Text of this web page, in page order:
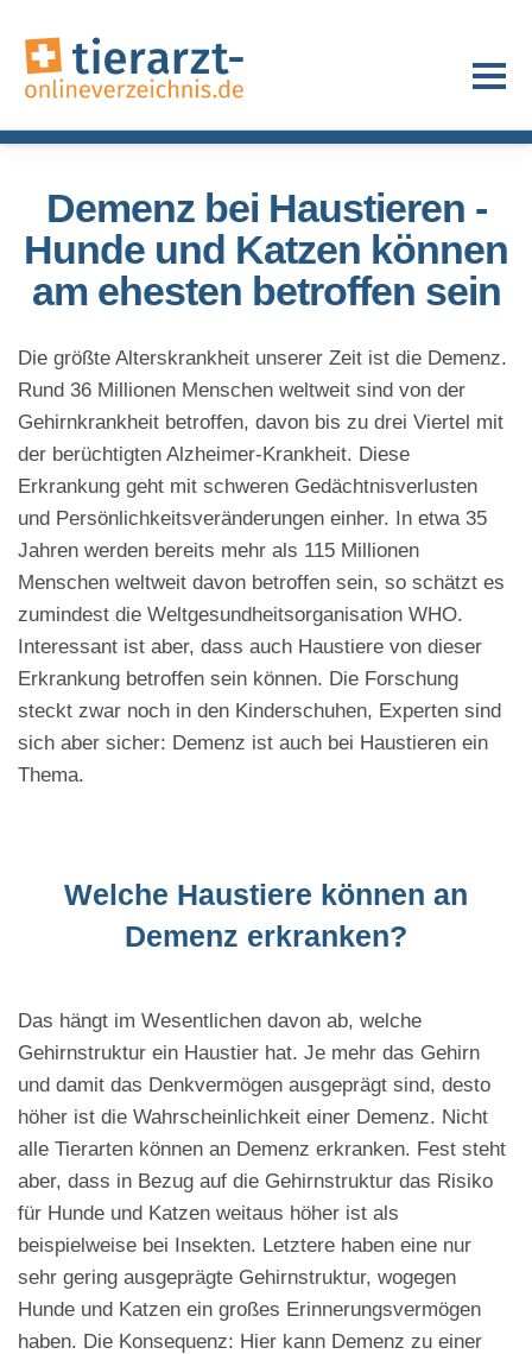
Demenz bei Haustieren -
Hunde und Katzen können
am ehesten betroffen sein
Die größte Alterskrankheit unserer Zeit ist die Demenz.
Rund 36 Millionen Menschen weltweit sind von der
Gehirnkrankheit betroffen, davon bis zu drei Viertel mit
der berüchtigten Alzheimer-Krankheit. Diese
Erkrankung geht mit schweren Gedächtnisverlusten
und Persönlichkeitsveränderungen einher. In etwa 35
Jahren werden bereits mehr als 115 Millionen
Menschen weltweit davon betroffen sein, so schätzt es
zumindest die Weltgesundheitsorganisation WHO.
Interessant ist aber, dass auch Haustiere von dieser
Erkrankung betroffen sein können. Die Forschung
steckt zwar noch in den Kinderschuhen, Experten sind
sich aber sicher: Demenz ist auch bei Haustieren ein
Thema.
Welche Haustiere können an
Demenz erkranken?
Das hängt im Wesentlichen davon ab, welche
Gehirnstruktur ein Haustier hat. Je mehr das Gehirn
und damit das Denkvermögen ausgeprägt sind, desto
höher ist die Wahrscheinlichkeit einer Demenz. Nicht
alle Tierarten können an Demenz erkranken. Fest steht
aber, dass in Bezug auf die Gehirnstruktur das Risiko
für Hunde und Katzen weitaus höher ist als
beispielweise bei Insekten. Letztere haben eine nur
sehr gering ausgeprägte Gehirnstruktur, wogegen
Hunde und Katzen ein großes Erinnerungsvermögen
haben. Die Konsequenz: Hier kann Demenz zu einer